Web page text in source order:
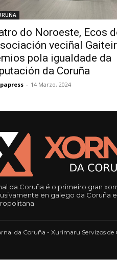
do Noroeste, Ecos
veciñal
pola igualdade da
da Coruña
- 14 Marzo, 2024
da Coruña é o primeiro gran
en galego da Coruña e
da Coruña - Xurimaru Servizos de